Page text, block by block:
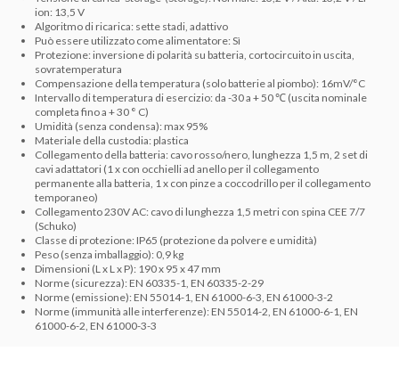
ion: 13,5 V
Algoritmo di ricarica: sette stadi, adattivo
Può essere utilizzato come alimentatore: Sì
Protezione: inversione di polarità su batteria, cortocircuito in uscita,
sovratemperatura
Compensazione della temperatura (solo batterie al piombo): 16mV/°C
Intervallo di temperatura di esercizio: da -30 a + 50 ℃ (uscita nominale
completa fino a + 30 ° C)
Umidità (senza condensa): max 95%
Materiale della custodia: plastica
Collegamento della batteria: cavo rosso/nero, lunghezza 1,5 m, 2 set di
cavi adattatori (1 x con occhielli ad anello per il collegamento
permanente alla batteria, 1 x con pinze a coccodrillo per il collegamento
temporaneo)
Collegamento 230V AC: cavo di lunghezza 1,5 metri con spina CEE 7/7
(Schuko)
Classe di protezione: IP65 (protezione da polvere e umidità)
Peso (senza imballaggio): 0,9 kg
Dimensioni (L x L x P): 190 x 95 x 47 mm
Norme (sicurezza): EN 60335-1, EN 60335-2-29
Norme (emissione): EN 55014-1, EN 61000-6-3, EN 61000-3-2
Norme (immunità alle interferenze): EN 55014-2, EN 61000-6-1, EN
61000-6-2, EN 61000-3-3